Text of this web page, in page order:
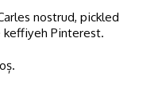
nostrud, pickled
keffiyeh Pinterest.